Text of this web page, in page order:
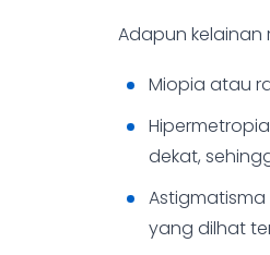
Adapun kelainan
Miopia atau
dekat,
yang dilhat